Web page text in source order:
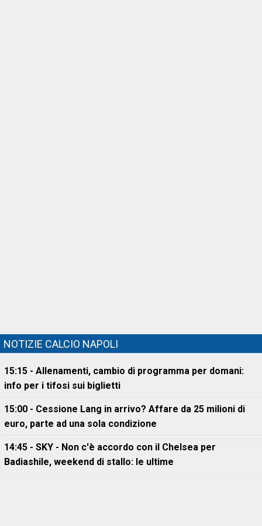
NOTIZIE CALCIO NAPOLI
15:15 - Allenamenti, cambio di programma per domani:
info per i tifosi sui biglietti
15:00 - Cessione Lang in arrivo? Affare da 25 milioni di
euro, parte ad una sola condizione
14:45 - SKY - Non c'è accordo con il Chelsea per
Badiashile, weekend di stallo: le ultime